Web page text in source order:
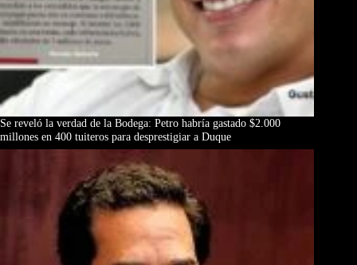
Se reveló la verdad de la Bodega: Petro habría gastado $2.000
millones en 400 tuiteros para desprestigiar a Duque